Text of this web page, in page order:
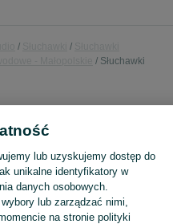
Słuchawki
Sprzedaż słuchawek bezprzewodowych Kraków ▶️ Szeroki wybór ✅ Nowe i używane w najlepszych cenach ✌ Porównaj oferty i wybierz najlepszą na OLX.pl! Zobacz
lub uzyskujemy dostęp do
unikalne identyfikatory w
danych osobowych.
lub zarządzać nimi,
na stronie polityki